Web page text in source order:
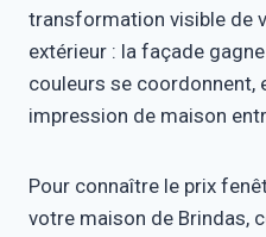
transformation visible de
extérieur : la façade
couleurs se coordonnent,
impression de maison
Pour connaître le prix
votre maison de Brindas,